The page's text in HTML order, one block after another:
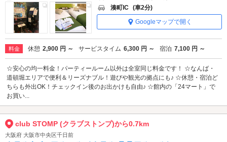
湊町IC (車2分)
Googleマップで開く
料金 休憩 2,900 円 ～ サービスタイム 6,300 円 ～ 宿泊 7,100 円 ～
☆安心の均一料金！パーティールーム以外は全室同じ料金です！ ☆なんば・
道頓堀エリアで便利＆リーズナブル！遊びや観光の拠点にも♪ ☆休憩・宿泊ど
ちらも外出OK！チェックイン後のお出かけも自由♪ ☆館内の「24マート」で
お買い...
club STOMP (クラブストンプ)から0.7km
大阪府 大阪市中央区千日前